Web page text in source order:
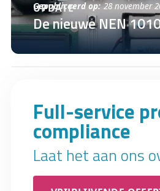
Gepubliceerd op: 28 november
UPDATE
De nieuwe NEN
Full-service
compliance
Laat het aan ons